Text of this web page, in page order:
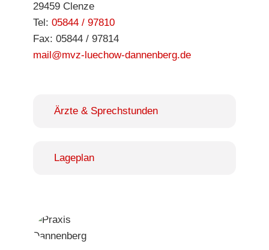
29459 Clenze
Tel: 05844 / 97810
Fax: 05844 / 97814
mail@mvz-luechow-dannenberg.de
Ärzte & Sprechstunden
Lageplan